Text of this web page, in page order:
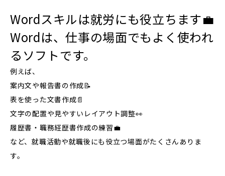
Wordスキルは就労にも役立ちます💼
Wordは、仕事の場面でもよく使われ
るソフトです。
例えば、
案内文や報告書の作成📝
表を使った文書作成📄
文字の配置や見やすいレイアウト調整👀
履歴書・職務経歴書作成の練習💼
など、就職活動や就職後にも役立つ場面がたくさんありま
す。